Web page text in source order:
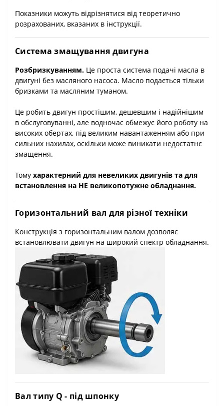
Показники можуть відрізнятися від теоретично
розрахованих, вказаних в інструкції.
Система змащування двигуна
Розбризкуванням. Це проста система подачі масла в
двигуні без масляного насоса. Масло подається тільки
бризками та масляним туманом.
Це робить двигун простішим, дешевшим і надійнішим
в обслуговуванні, але водночас обмежує його роботу на
високих обертах, під великим навантаженням або при
сильних нахилах, оскільки може виникати недостатнє
змащення.
Тому характерний для невеликих двигунів та для
встановлення на НЕ великопотужне обладнання.
Горизонтальний вал для різної техніки
Конструкція з горизонтальним валом дозволяє
встановлювати двигун на широкий спектр обладнання.
Вал типу Q - під шпонку